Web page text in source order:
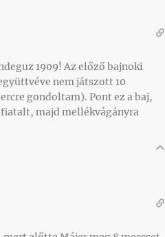
1909! Az előző bajnoki
nem játszott 10
gondoltam). Pont ez a baj,
majd mellékvágányra